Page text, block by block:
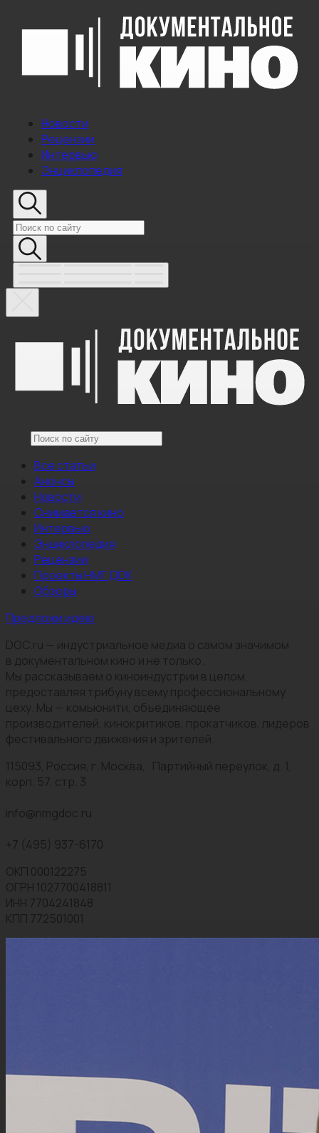
Новости
Рецензии
Интервью
Энциклопедия
Все статьи
Анонсы
Новости
Снимается кино
Интервью
Энциклопедия
Рецензии
Проекты НМГ ДОК
Обзоры
Предложи идею
DOC.ru — индустриальное медиа о самом значимом
в документальном кино и не только.
Мы рассказываем о киноиндустрии в целом,
предоставляя трибуну всему профессиональному
цеху. Мы — комьюнити, объединяющее
производителей, кинокритиков, прокатчиков, лидеров
фестивального движения и зрителей.
115093, Россия, г. Москва, Партийный переулок, д. 1,
корп. 57, стр. 3
info@nmgdoc.ru
+7 (495) 937-6170
ОКП 000122275
ОГРН 1027700418811
ИНН 7704241848
КПП 772501001